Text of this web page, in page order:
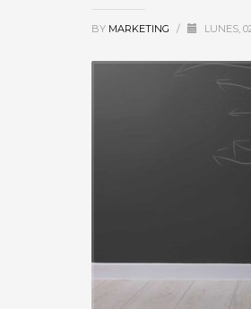
BY MARKETING / LUNES,